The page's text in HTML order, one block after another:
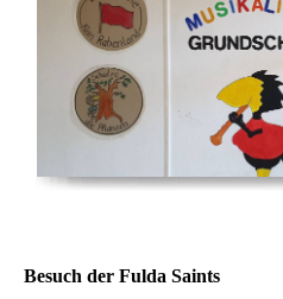
Besuch der Fulda Saints